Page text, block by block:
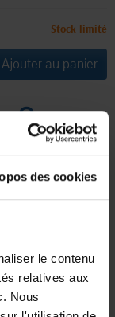
des cookies
le contenu
relatives aux
Nous
Stock limité
Ajouter au panier
sécurisé
100% sécurisé par
ou Paypal
client
: 9h à 12h30 - 13h30 à
18h